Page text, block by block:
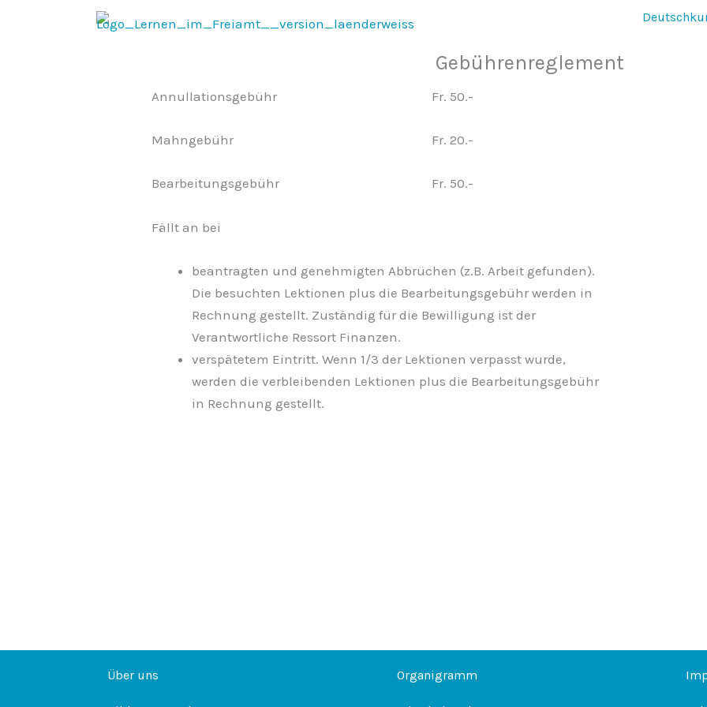
Gebührenreglement
Annullationsgebühr
Mahngebühr
Bearbeitungsgebühr
Fr. 50.-
Fr. 20.-
Fr. 50.-
Fällt an bei
beantragten und genehmigten Abbrüchen (z.B. Arbeit gefunden).
Die besuchten Lektionen plus die Bearbeitungsgebühr werden in
Rechnung gestellt. Zuständig für die Bewilligung ist der
Verantwortliche Ressort Finanzen.
verspätetem Eintritt. Wenn 1/3 der Lektionen verpasst wurde,
werden die verbleibenden Lektionen plus die Bearbeitungsgebühr
in Rechnung gestellt.
Über uns Organigramm